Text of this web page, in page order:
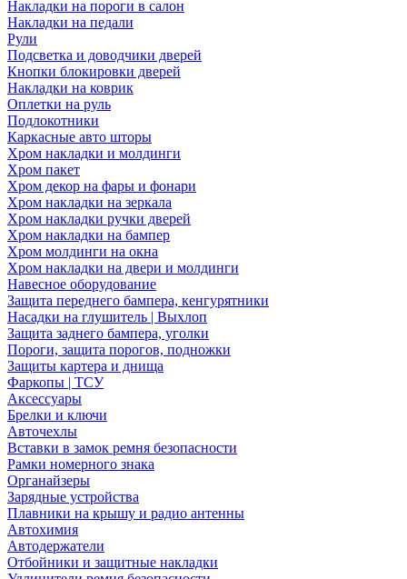
Накладки на пороги в салон
Накладки на педали
Рули
Подсветка и доводчики дверей
Кнопки блокировки дверей
Накладки на коврик
Оплетки на руль
Подлокотники
Каркасные авто шторы
Хром накладки и молдинги
Хром пакет
Хром декор на фары и фонари
Хром накладки на зеркала
Хром накладки ручки дверей
Хром накладки на бампер
Хром молдинги на окна
Хром накладки на двери и молдинги
Навесное оборудование
Защита переднего бампера, кенгурятники
Насадки на глушитель | Выхлоп
Защита заднего бампера, уголки
Пороги, защита порогов, подножки
Защиты картера и днища
Фаркопы | ТСУ
Аксессуары
Брелки и ключи
Авточехлы
Вставки в замок ремня безопасности
Рамки номерного знака
Органайзеры
Зарядные устройства
Плавники на крышу и радио антенны
Автохимия
Автодержатели
Отбойники и защитные накладки